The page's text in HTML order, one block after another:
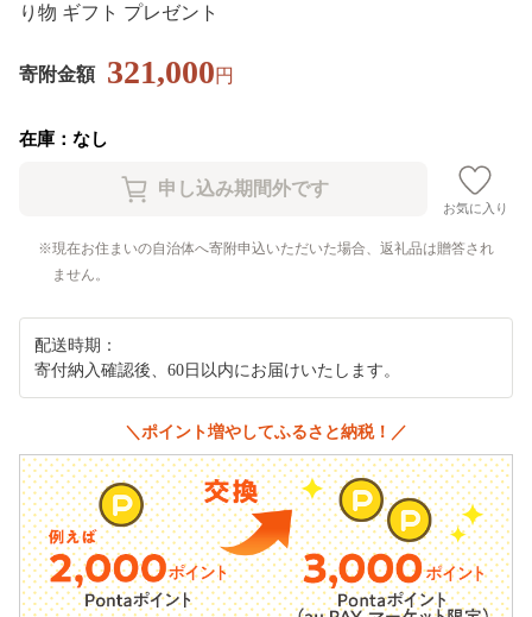
り物 ギフト プレゼント
寄附金額 321,000円
在庫：なし
お気に入り
現在お住まいの自治体へ寄附申込いただいた場合、返礼品は贈答され
ません。
配送時期：
寄付納入確認後、60日以内にお届けいたします。
＼ポイント増やしてふるさと納税！／